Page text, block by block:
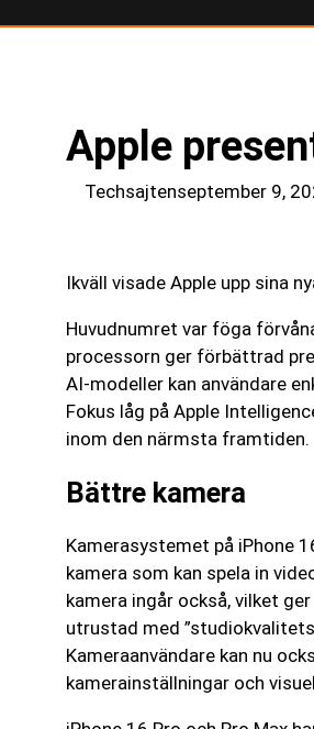
Apple
Techsajtenseptember 9,
Ikväll visade Apple upp sina
Huvudnumret var föga
processorn ger förbättrad
AI-modeller kan användare
Fokus låg på Apple
inom den närmsta framtiden.
Bättre kamera
Kamerasystemet på iPhone
kamera som kan spela in
kamera ingår också, vilket
utrustad med
Kameraanvändare kan nu
kamerainställningar och